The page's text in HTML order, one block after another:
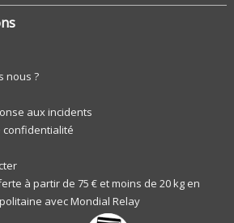
nous ?
aux incidents
confidentialité
à partir de 75 € et moins de 20 kg en
avec Mondial Relay